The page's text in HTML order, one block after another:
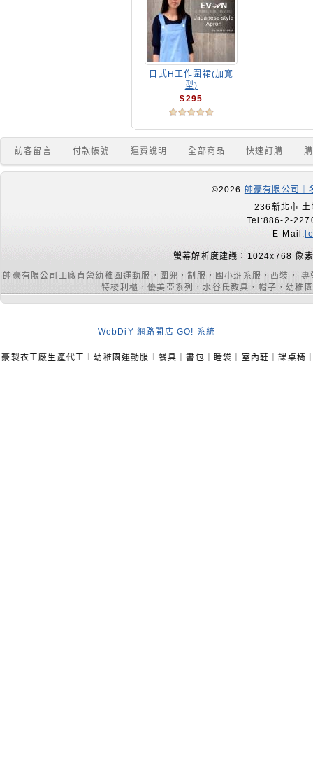
日式H工作圍裙(加寬
型)
$295
訪客留言 付款帳號 運費說明 全部商品 快速訂購
©2026 帥豪有限公司
236新北市
Tel:886-2-
E-Mail:
螢幕解析度建議：1024x768 像
帥豪有限公司工廠直營幼稚園運動服，圍兜，制服，國小班系服，西裝，
特梭利櫃，優美亞系列，水谷氏教具，帽子，幼
WebDiY 網路開店 GO! 系統
產代工︱幼稚園運動服︱餐具｜書包｜睡袋｜室內鞋｜課桌椅｜手提袋